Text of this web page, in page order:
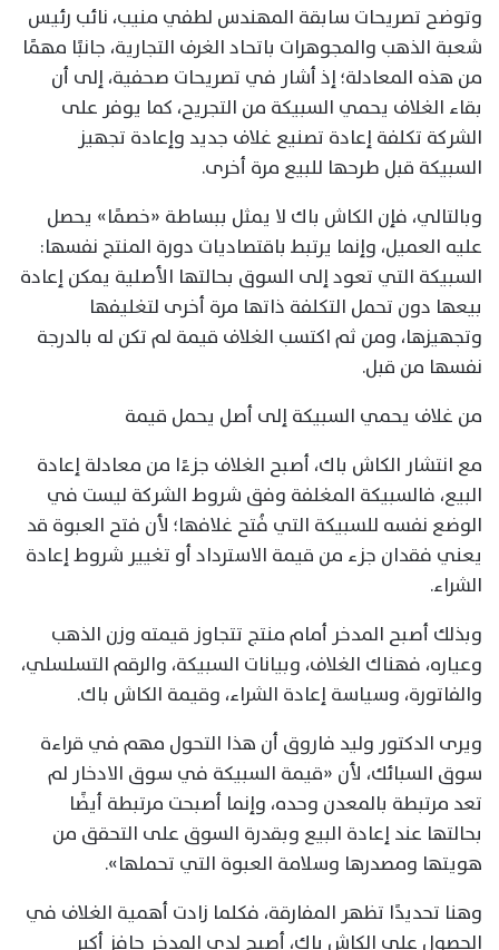
وتوضح تصريحات سابقة المهندس لطفي منيب، نائب رئيس
شعبة الذهب والمجوهرات باتحاد الغرف التجارية، جانبًا مهمًا
من هذه المعادلة؛ إذ أشار في تصريحات صحفية، إلى أن
بقاء الغلاف يحمي السبيكة من التجريح، كما يوفر على
الشركة تكلفة إعادة تصنيع غلاف جديد وإعادة تجهيز
السبيكة قبل طرحها للبيع مرة أخرى.
وبالتالي، فإن الكاش باك لا يمثل ببساطة «خصمًا» يحصل
عليه العميل، وإنما يرتبط باقتصاديات دورة المنتج نفسها:
السبيكة التي تعود إلى السوق بحالتها الأصلية يمكن إعادة
بيعها دون تحمل التكلفة ذاتها مرة أخرى لتغليفها
وتجهيزها، ومن ثم اكتسب الغلاف قيمة لم تكن له بالدرجة
نفسها من قبل.
من غلاف يحمي السبيكة إلى أصل يحمل قيمة
مع انتشار الكاش باك، أصبح الغلاف جزءًا من معادلة إعادة
البيع، فالسبيكة المغلفة وفق شروط الشركة ليست في
الوضع نفسه للسبيكة التي فُتح غلافها؛ لأن فتح العبوة قد
يعني فقدان جزء من قيمة الاسترداد أو تغيير شروط إعادة
الشراء.
وبذلك أصبح المدخر أمام منتج تتجاوز قيمته وزن الذهب
وعياره، فهناك الغلاف، وبيانات السبيكة، والرقم التسلسلي،
والفاتورة، وسياسة إعادة الشراء، وقيمة الكاش باك.
ويرى الدكتور وليد فاروق أن هذا التحول مهم في قراءة
سوق السبائك، لأن «قيمة السبيكة في سوق الادخار لم
تعد مرتبطة بالمعدن وحده، وإنما أصبحت مرتبطة أيضًا
بحالتها عند إعادة البيع وبقدرة السوق على التحقق من
هويتها ومصدرها وسلامة العبوة التي تحملها».
وهنا تحديدًا تظهر المفارقة، فكلما زادت أهمية الغلاف في
الحصول على الكاش باك، أصبح لدى المدخر حافز أكبر